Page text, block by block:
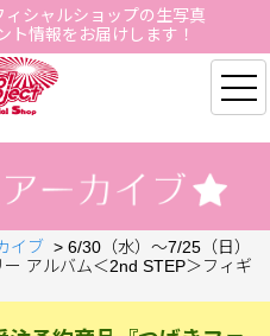
シャルショップの生写真
ト情報をお届けします！
Hello Project Official
イブ > 6/30（水）～7/25（日）
アルバム＜2nd STEP＞フィギ